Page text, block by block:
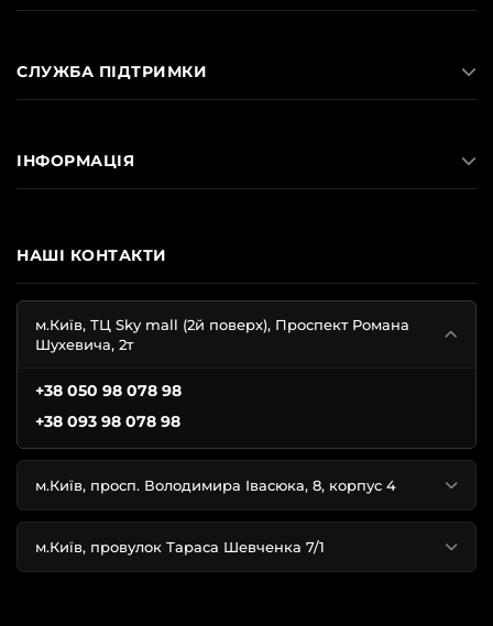
НАШІ КОНТАКТИ
м.Київ, ТЦ Sky mall (2й поверх), Проспект Романа
Шухевича, 2т
+38 050 98 078 98
+38 093 98 078 98
м.Київ, просп. Володимира Івасюка, 8, корпус 4
м.Київ, провулок Тараса Шевченка 7/1
СЛУЖБА ПІДТРИМКИ
ІНФОРМАЦІЯ